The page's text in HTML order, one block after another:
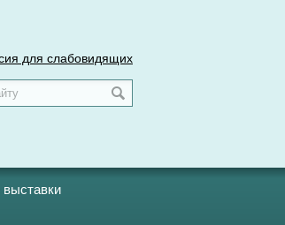
для слабовидящих